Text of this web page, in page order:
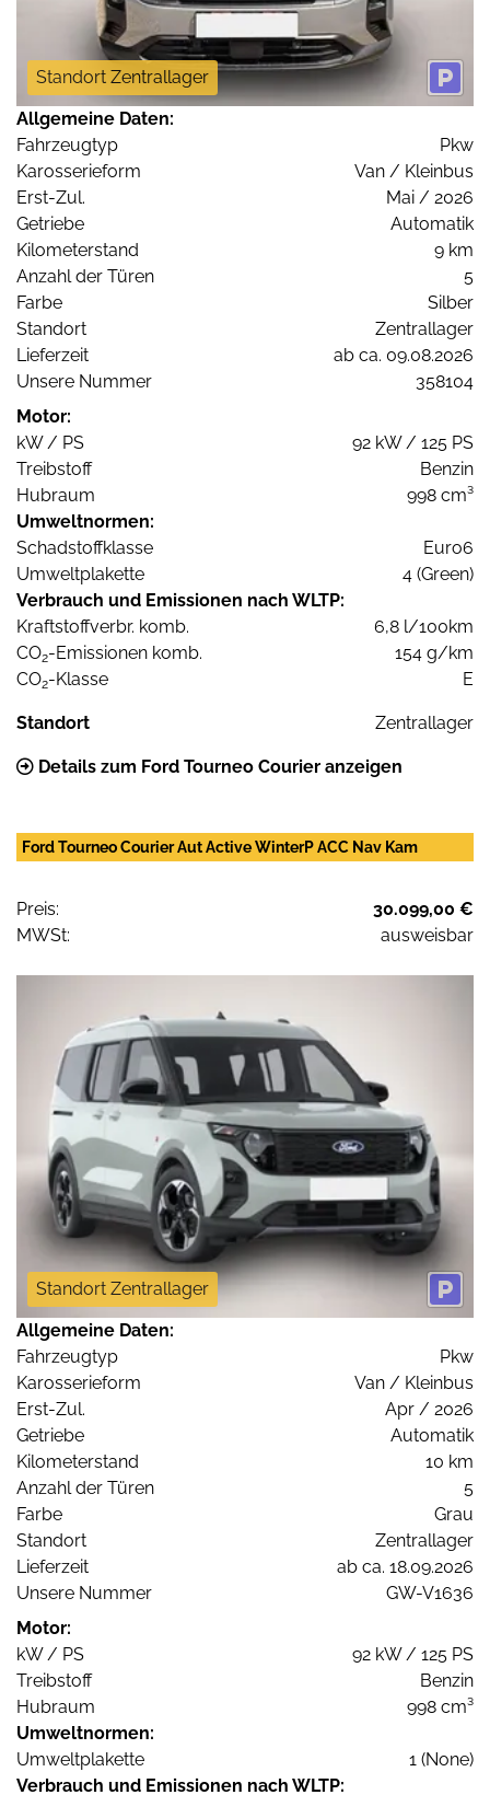
Standort Zentrallager
Allgemeine Daten:
Fahrzeugtyp
Pkw
Karosserieform
Van / Kleinbus
Erst-Zul.
Mai / 2026
Getriebe
Automatik
Kilometerstand
9 km
Anzahl der Türen
5
Farbe
Silber
Standort
Zentrallager
Lieferzeit
ab ca. 09.08.2026
Unsere Nummer
358104
Motor:
kW / PS
92 kW / 125 PS
Treibstoff
Benzin
Hubraum
998 cm³
Umweltnormen:
Schadstoffklasse
Euro6
Umweltplakette
4 (Green)
Verbrauch und Emissionen nach WLTP:
Kraftstoffverbr. komb.
6,8 l/100km
CO2-Emissionen komb.
154 g/km
CO2-Klasse E
Standort Zentrallager
Details zum Ford Tourneo Courier anzeigen
Ford Tourneo Courier Aut Active WinterP ACC Nav Kam
Preis:
30.099,00 €
MWSt:
ausweisbar
Standort Zentrallager
Allgemeine Daten:
Fahrzeugtyp
Pkw
Karosserieform
Van / Kleinbus
Erst-Zul.
Apr / 2026
Getriebe
Automatik
Kilometerstand
10 km
Anzahl der Türen
5
Farbe
Grau
Standort
Zentrallager
Lieferzeit
ab ca. 18.09.2026
Unsere Nummer
GW-V1636
Motor:
kW / PS
92 kW / 125 PS
Treibstoff
Benzin
Hubraum
998 cm³
Umweltnormen:
Umweltplakette
1 (None)
Verbrauch und Emissionen nach WLTP: